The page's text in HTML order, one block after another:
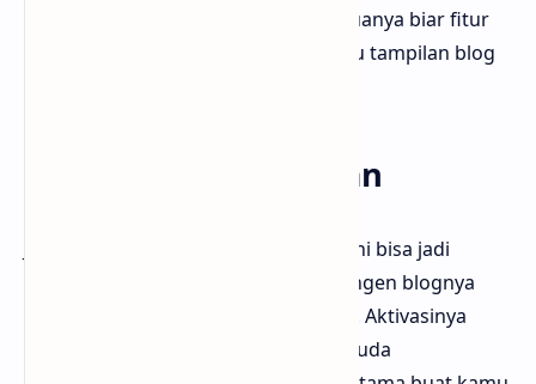
digunakan. Blogger sudah atur semuanya biar fitur
ini jalan otomatis tanpa mengganggu tampilan blog
Kesimpulan dan saran
Jadi, menu penyajian gambar WebP ini bisa jadi
pilihan cerdas buat blogger yang pengen blognya
makin cepat tapi tetap terlihat keren. Aktivasinya
mudah, dampaknya besar. Bloggermuda